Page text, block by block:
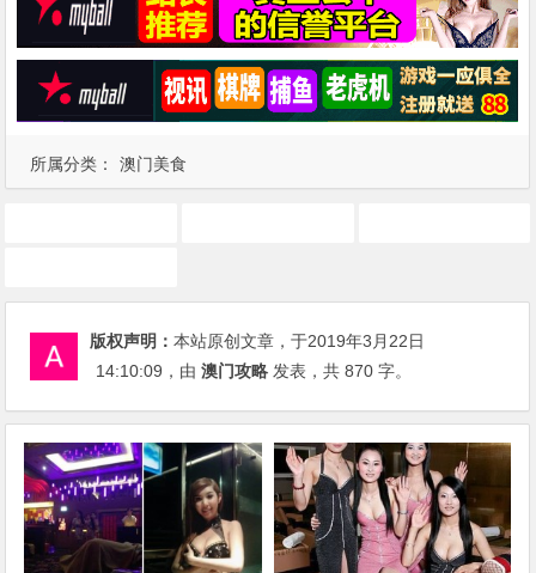
所属分类： 澳门美食
版权声明：本站原创文章，于2019年3月22日
14:10:09 ，由澳门攻略 发表，共 870 字。